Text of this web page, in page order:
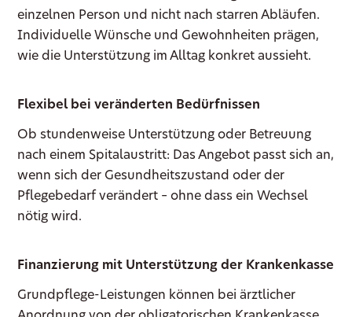
einzelnen Person und nicht nach starren Abläufen.
Individuelle Wünsche und Gewohnheiten prägen,
wie die Unterstützung im Alltag konkret aussieht.
Flexibel bei veränderten Bedürfnissen
Ob stundenweise Unterstützung oder Betreuung
nach einem Spitalaustritt: Das Angebot passt sich an,
wenn sich der Gesundheitszustand oder der
Pflegebedarf verändert – ohne dass ein Wechsel
nötig wird.
Finanzierung mit Unterstützung der Krankenkasse
Grundpflege-Leistungen können bei ärztlicher